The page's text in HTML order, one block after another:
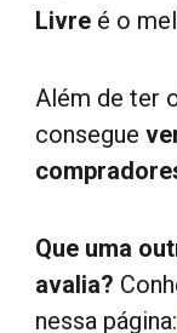
Livre é o
Além de ter
consegue
Que uma
avalia?
nessa